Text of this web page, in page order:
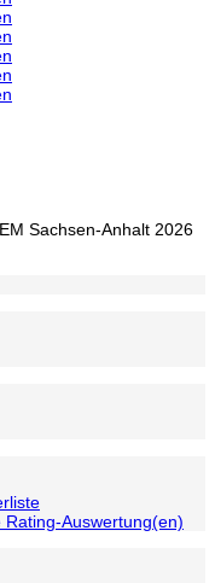
Sachsen-Anhalt 2026
Rating-Auswertung(en)